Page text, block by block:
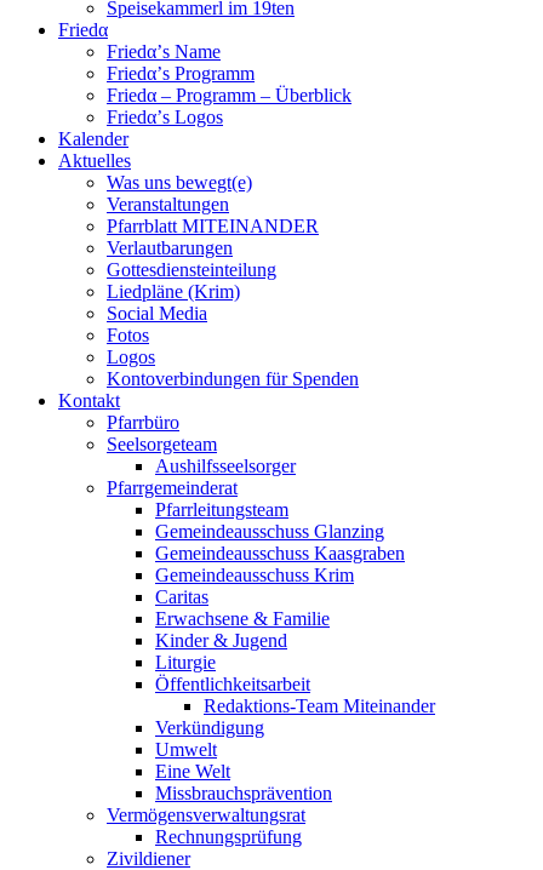
Speisekammerl im 19ten
Friedα
Friedα’s Name
Friedα’s Programm
Friedα – Programm – Überblick
Friedα’s Logos
Kalender
Aktuelles
Was uns bewegt(e)
Veranstaltungen
Pfarrblatt MITEINANDER
Verlautbarungen
Gottesdiensteinteilung
Liedpläne (Krim)
Social Media
Fotos
Logos
Kontoverbindungen für Spenden
Kontakt
Pfarrbüro
Seelsorgeteam
Aushilfsseelsorger
Pfarrgemeinderat
Pfarrleitungsteam
Gemeindeausschuss Glanzing
Gemeindeausschuss Kaasgraben
Gemeindeausschuss Krim
Caritas
Erwachsene & Familie
Kinder & Jugend
Liturgie
Öffentlichkeitsarbeit
Redaktions-Team Miteinander
Verkündigung
Umwelt
Eine Welt
Missbrauchsprävention
Vermögensverwaltungsrat
Rechnungsprüfung
Zivildiener